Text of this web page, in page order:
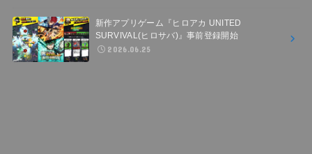
新作アプリゲーム『ヒロアカ UNITED
SURVIVAL(ヒロサバ)』事前登録開始
2026.06.25